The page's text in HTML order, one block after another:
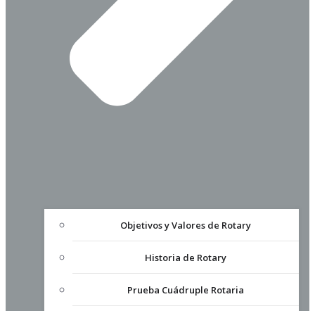
Objetivos y Valores de Rotary
Historia de Rotary
Prueba Cuádruple Rotaria